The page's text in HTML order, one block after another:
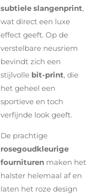
subtiele slangenprint,
wat direct een luxe
effect geeft. Op de
verstelbare neusriem
bevindt zich een
stijlvolle bit-print, die
het geheel een
sportieve en toch
verfijnde look geeft.
De prachtige
rosegoudkleurige
fournituren maken het
halster helemaal af en
laten het roze design